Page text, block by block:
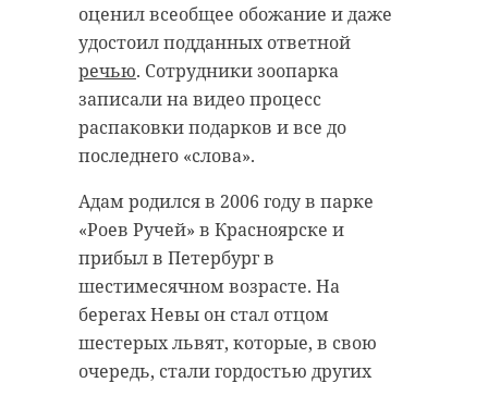
оценил всеобщее обожание и даже
удостоил подданных ответной
речью. Сотрудники зоопарка
записали на видео процесс
распаковки подарков и все до
последнего «слова».
Адам родился в 2006 году в парке
«Роев Ручей» в Красноярске и
прибыл в Петербург в
шестимесячном возрасте. На
берегах Невы он стал отцом
шестерых львят, которые, в свою
очередь, стали гордостью других